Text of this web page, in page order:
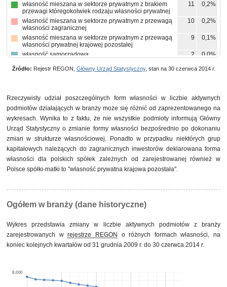
własność mieszana w sektorze prywatnym z brakiem
przewagi któregokolwiek rodzaju własności prywatnej
11 0,2%
własność mieszana w sektorze prywatnym z przewagą
własności zagranicznej
10 0,2%
własność mieszana w sektorze prywatnym z przewagą
własności prywatnej krajowej pozostałej
9 0,1%
własność samorządowa 2
0,0%
własności sektora prywatnego, w tym z przewagą
udziałem własności sektora publicznego i prywatnego z
brakiem przewagi któregokolwiek rodzaju własności w
kapitale ogółem
Źródło: Rejestr REGON, Główny Urząd Statystyczny, stan na 30 czerwca 2014 r.
Rzeczywisty udział poszczególnych form własności w liczbie aktywnych
podmiotów działających w branży może się różnić od zaprezentowanego na
wykresach. Wynika to z faktu, że nie wszystkie podmioty informują Główny
Urząd Statystyczny o zmianie formy własności bezpośrednio po dokonaniu
zmian w strukturze własnościowej. Ponadto w przypadku niektórych grup
kapitałowych należących do zagranicznych inwestorów deklarowana forma
własności dla polskich spółek zależnych od zarejestrowanej również w
Polsce spółki-matki to "własność prywatna krajowa pozostała".
Ogółem w branży (dane historyczne)
Wykres przedstawia zmiany w liczbie aktywnych podmiotów z branży
zarejestrowanych wrejestrze REGON
o różnych formach własności, na
koniec kolejnych kwartałów od 31 grudnia 2009 r. do 30 czerwca 2014 r.
8,000